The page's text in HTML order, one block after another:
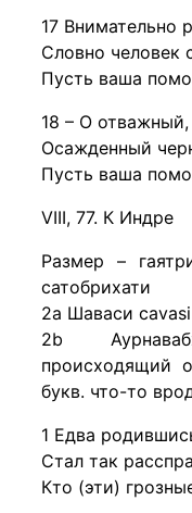
17 Внимательно
Словно человек
Пусть ваша
18 – О
Осажденный
Пусть ваша
VIII, 77. К Индре
Размер –
сатобрихати
2a Шаваси
2b
происходящий
букв. что-то
1 Едва
Стал так
Кто (эти)